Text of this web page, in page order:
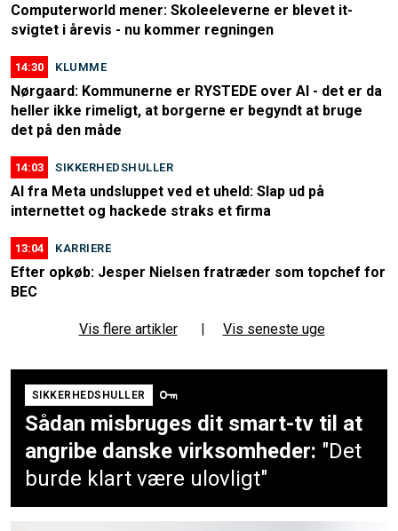
Computerworld mener: Skoleeleverne er blevet it-
svigtet i årevis - nu kommer regningen
14:30 KLUMME
Nørgaard: Kommunerne er RYSTEDE over AI - det er da
heller ikke rimeligt, at borgerne er begyndt at bruge
det på den måde
14:03 SIKKERHEDSHULLER
AI fra Meta undsluppet ved et uheld: Slap ud på
internettet og hackede straks et firma
13:04 KARRIERE
Efter opkøb: Jesper Nielsen fratræder som topchef for
BEC
Vis flere artikler | Vis seneste uge
SIKKERHEDSHULLER
Sådan misbruges dit smart-tv til at
angribe danske virksomheder: "Det
burde klart være ulovligt"